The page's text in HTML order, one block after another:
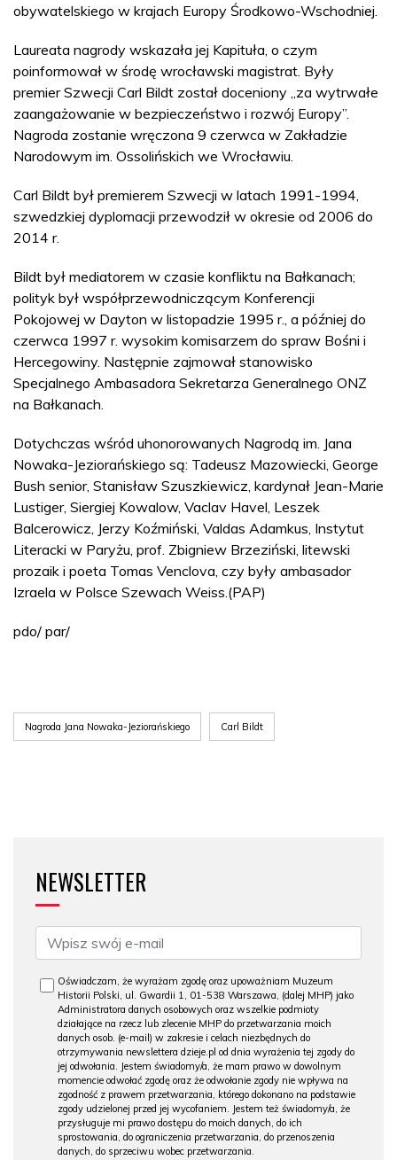
obywatelskiego w krajach Europy Środkowo-Wschodniej.
Laureata nagrody wskazała jej Kapituła, o czym
poinformował w środę wrocławski magistrat. Były
premier Szwecji Carl Bildt został doceniony „za wytrwałe
zaangażowanie w bezpieczeństwo i rozwój Europy”.
Nagroda zostanie wręczona 9 czerwca w Zakładzie
Narodowym im. Ossolińskich we Wrocławiu.
Carl Bildt był premierem Szwecji w latach 1991-1994,
szwedzkiej dyplomacji przewodził w okresie od 2006 do
2014 r.
Bildt był mediatorem w czasie konfliktu na Bałkanach;
polityk był współprzewodniczącym Konferencji
Pokojowej w Dayton w listopadzie 1995 r., a później do
czerwca 1997 r. wysokim komisarzem do spraw Bośni i
Hercegowiny. Następnie zajmował stanowisko
Specjalnego Ambasadora Sekretarza Generalnego ONZ
na Bałkanach.
Dotychczas wśród uhonorowanych Nagrodą im. Jana
Nowaka-Jeziorańskiego są: Tadeusz Mazowiecki, George
Bush senior, Stanisław Szuszkiewicz, kardynał Jean-Marie
Lustiger, Siergiej Kowalow, Vaclav Havel, Leszek
Balcerowicz, Jerzy Koźmiński, Valdas Adamkus, Instytut
Literacki w Paryżu, prof. Zbigniew Brzeziński, litewski
prozaik i poeta Tomas Venclova, czy były ambasador
Izraela w Polsce Szewach Weiss.(PAP)
pdo/ par/
Nagroda Jana Nowaka-Jeziorańskiego Carl Bildt
NEWSLETTER
Oświadczam, że wyrażam zgodę oraz upoważniam Muzeum
Historii Polski, ul. Gwardii 1, 01-538 Warszawa, (dalej MHP) jako
Administratora danych osobowych oraz wszelkie podmioty
działające na rzecz lub zlecenie MHP do przetwarzania moich
danych osob. (e-mail) w zakresie i celach niezbędnych do
otrzymywania newslettera dzieje.pl od dnia wyrażenia tej zgody do
jej odwołania. Jestem świadomy/a, że mam prawo w dowolnym
momencie odwołać zgodę oraz że odwołanie zgody nie wpływa na
zgodność z prawem przetwarzania, którego dokonano na podstawie
zgody udzielonej przed jej wycofaniem. Jestem też świadomy/a, że
przysługuje mi prawo dostępu do moich danych, do ich
sprostowania, do ograniczenia przetwarzania, do przenoszenia
danych, do sprzeciwu wobec przetwarzania.